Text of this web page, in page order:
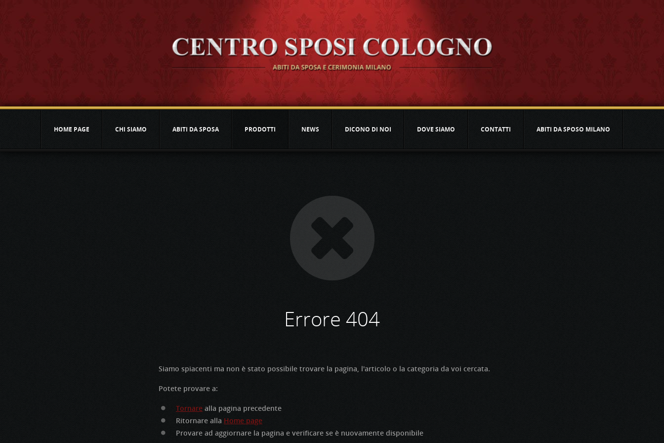
HOME PAGE CHI SIAMO ABITI DA SPOSA PRODOTTI NEWS DICONO DI NOI DOVE SIAMO CONTATTI ABITI DA SPOSO MILANO
Errore 404
Siamo spiacenti ma non è stato possibile trovare la pagina, l'articolo o la categoria da voi cercata.
Potete provare a:
Tornare alla pagina precedente
Ritornare alla Home page
Provare ad aggiornare la pagina e verificare se è nuovamente disponibile